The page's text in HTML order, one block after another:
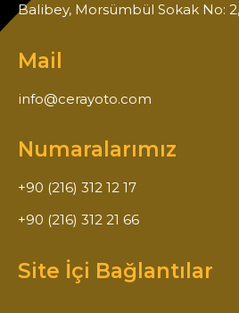
Balibey, Morsümbül Sokak No:
Mail
info@cerayoto.com
Numaralarımız
+90 (216) 312 12 17
+90 (216) 312 21 66
Site İçi Bağlantılar